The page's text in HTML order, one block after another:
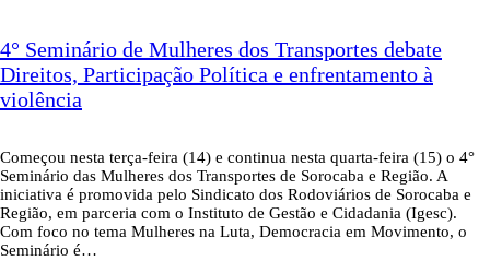
4° Seminário de Mulheres dos Transportes debate
Direitos, Participação Política e enfrentamento à
violência
Começou nesta terça-feira (14) e continua nesta quarta-feira (15) o 4°
Seminário das Mulheres dos Transportes de Sorocaba e Região. A
iniciativa é promovida pelo Sindicato dos Rodoviários de Sorocaba e
Região, em parceria com o Instituto de Gestão e Cidadania (Igesc).
Com foco no tema Mulheres na Luta, Democracia em Movimento, o
Seminário é…